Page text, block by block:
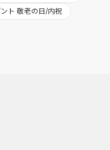
ト 敬老の日/内祝